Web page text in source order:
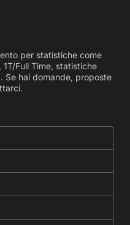
per statistiche come
Full Time, statistiche
Se hai domande, proposte